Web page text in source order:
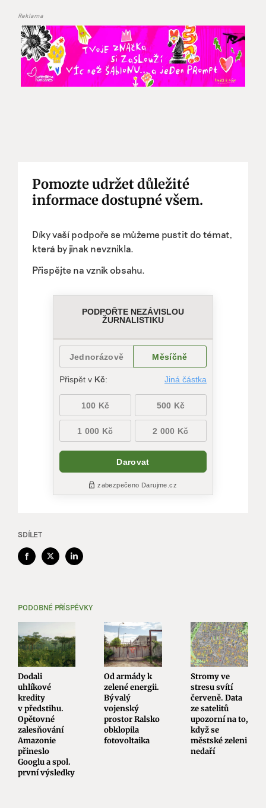
Reklama
Pomozte udržet důležité
informace dostupné všem.
Díky vaší podpoře se můžeme pustit do témat,
která by jinak nevznikla.
Přispějte na vznik obsahu.
SDÍLET
Facebook
X LinkedIn
PODOBNÉ PŘÍSPĚVKY
Dodali
uhlíkové
kredity
v předstihu.
Opětovné
zalesňování
Amazonie
přineslo
Googlu a spol.
první výsledky
Od armády k
zelené energii.
Bývalý
vojenský
prostor Ralsko
obklopila
fotovoltaika
Stromy ve
stresu svítí
červeně. Data
ze satelitů
upozorní na to,
když se
městské zeleni
nedaří